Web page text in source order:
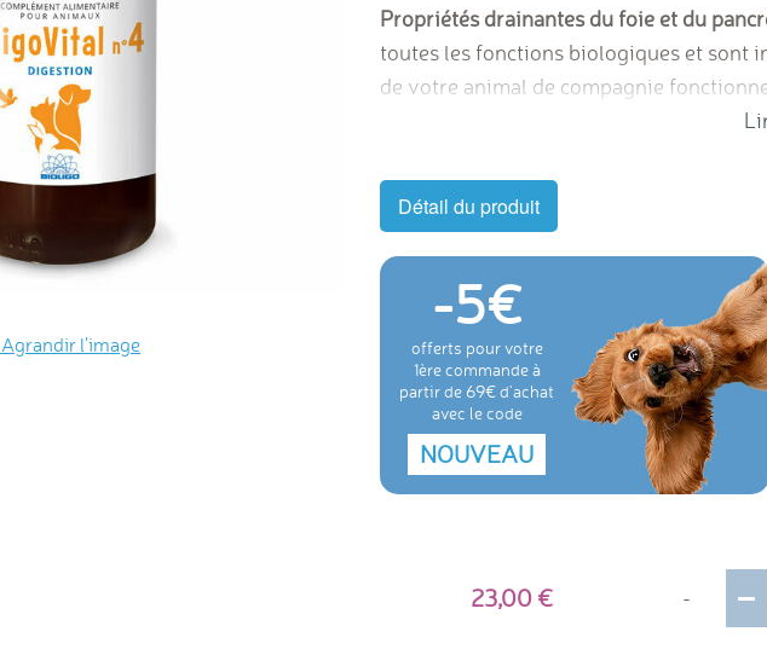
Agrandir l'image
Propriétés drainantes du foie et du
toutes les fonctions biologiques et sont
de votre animal de compagnie
d’utiliser, ce qui naturellement active
l’organisme.
Détail du produit
-5
offerts pour votre
1ère commande à
partir de 69€ d'achat
avec le code
NOUVEAU
23,00 -